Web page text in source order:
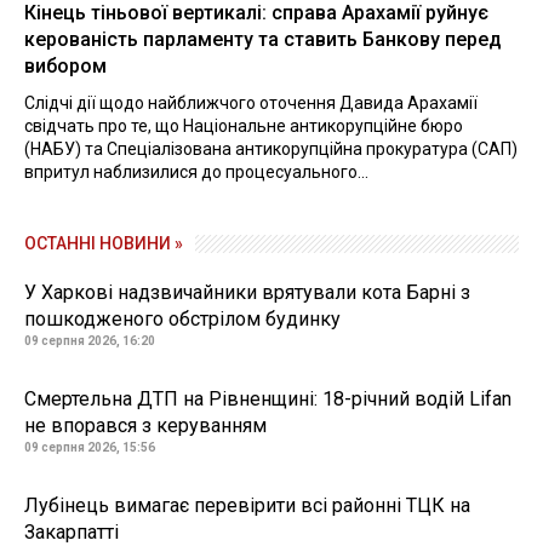
Кінець тіньової вертикалі: справа Арахамії руйнує
керованість парламенту та ставить Банкову перед
вибором
Слідчі дії щодо найближчого оточення Давида Арахамії
свідчать про те, що Національне антикорупційне бюро
(НАБУ) та Спеціалізована антикорупційна прокуратура (САП)
впритул наблизилися до процесуального...
ОСТАННІ НОВИНИ »
У Харкові надзвичайники врятували кота Барні з
пошкодженого обстрілом будинку
09 серпня 2026, 16:20
Смертельна ДТП на Рівненщині: 18-річний водій Lifan
не впорався з керуванням
09 серпня 2026, 15:56
Лубінець вимагає перевірити всі районні ТЦК на
Закарпатті